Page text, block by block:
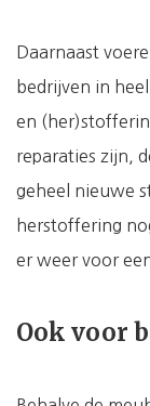
Daarnaast
bedrijven in
en
reparaties zijn,
geheel nieuwe
herstoffering
er weer voor
Ook voor